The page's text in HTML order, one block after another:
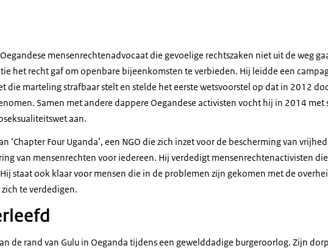
mensenrechtenadvocaat die gevoelige rechtszaken niet uit de weg
het recht gaf om openbare bijeenkomsten te verbieden. Hij leidde een
die marteling strafbaar stelt en stelde het eerste wetsvoorstel op dat in 2012
Samen met andere dappere Oegandese activisten vocht hij in 2014 met
aan.
‘Chapter Four Uganda’, een NGO die zich inzet voor de bescherming van
van mensenrechten voor iedereen. Hij verdedigt mensenrechtenactivisten
staat ook klaar voor mensen die in de problemen zijn gekomen met de
te verdedigen.
de rand van Gulu in Oeganda tijdens een gewelddadige burgeroorlog. Zijn